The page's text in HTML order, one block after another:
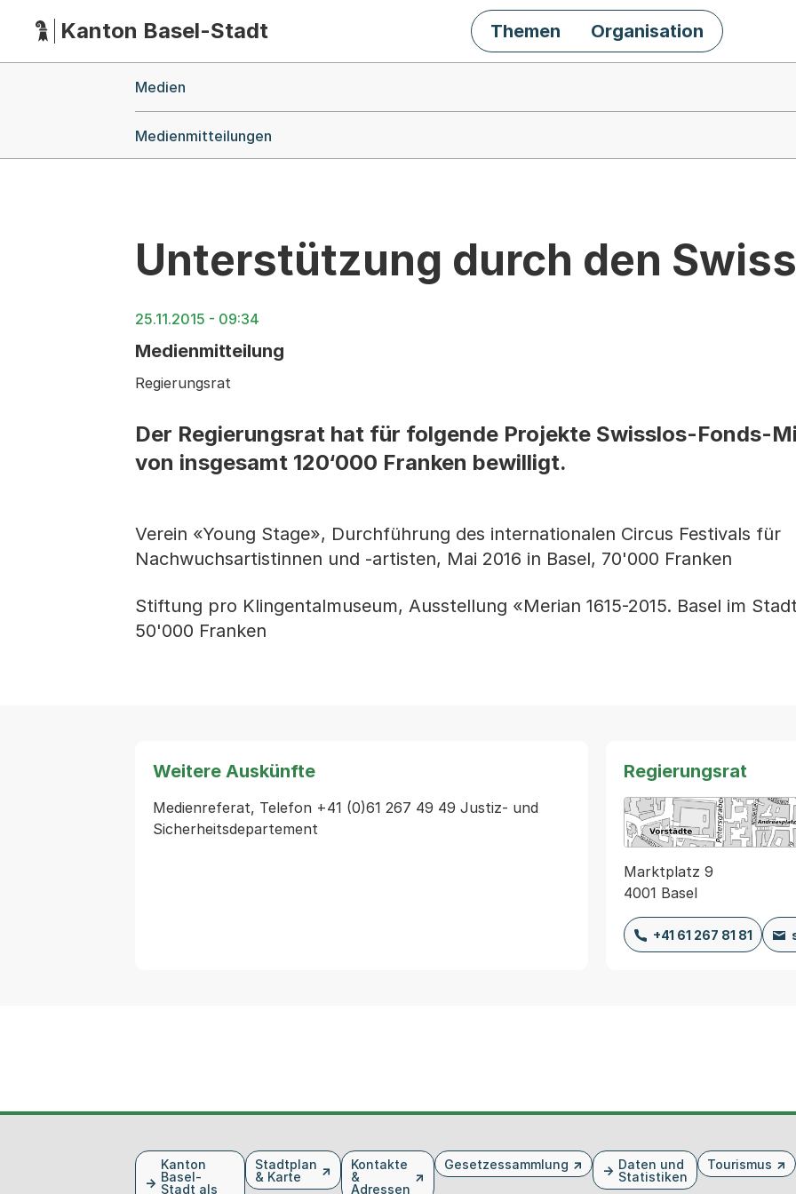
HauptnavigationKanton Basel-Stadt Themen Organisation
Medien
Medienmitteilungen
Unterstützung durch den
25.11.2015 - 09:34
Medienmitteilung
Regierungsrat
Der Regierungsrat hat für folgende Projekte Swisslos-Fonds-
von insgesamt 120‘000 Franken bewilligt.
Verein «Young Stage», Durchführung des internationalen Circus Festivals für
Nachwuchsartistinnen und -artisten, Mai 2016 in Basel, 70'000 Franken
Stiftung pro Klingentalmuseum, Ausstellung «Merian 1615-2015. Basel im
50'000 Franken
Weitere Auskünfte
Medienreferat, Telefon +41 (0)61 267 49 49 Justiz- und
Sicherheitsdepartement
Regierungsrat
Marktplatz 9
4001 Basel
+41 61 267 81 81
Kanton
Basel-
Stadt als
Stadtplan
& Karte
Kontakte
&
Adressen
Gesetzessammlung
Daten und
Statistiken
Tourismus